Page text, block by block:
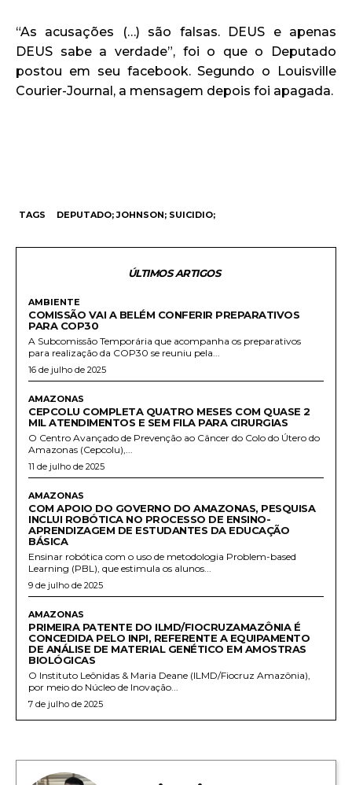
“As acusações (…) são falsas. DEUS e apenas
DEUS sabe a verdade”, foi o que o Deputado
postou em seu facebook. Segundo o Louisville
Courier-Journal, a mensagem depois foi apagada.
TAGS DEPUTADO; JOHNSON; SUICIDIO;
ÚLTIMOS ARTIGOS
AMBIENTE
COMISSÃO VAI A BELÉM CONFERIR PREPARATIVOS
PARA COP30
A Subcomissão Temporária que acompanha os preparativos
para realização da COP30 se reuniu pela...
16 de julho de 2025
AMAZONAS
CEPCOLU COMPLETA QUATRO MESES COM QUASE 2
MIL ATENDIMENTOS E SEM FILA PARA CIRURGIAS
O Centro Avançado de Prevenção ao Câncer do Colo do Útero do
Amazonas (Cepcolu),...
11 de julho de 2025
AMAZONAS
COM APOIO DO GOVERNO DO AMAZONAS, PESQUISA
INCLUI ROBÓTICA NO PROCESSO DE ENSINO-
APRENDIZAGEM DE ESTUDANTES DA EDUCAÇÃO
BÁSICA
Ensinar robótica com o uso de metodologia Problem-based
Learning (PBL), que estimula os alunos...
9 de julho de 2025
AMAZONAS
PRIMEIRA PATENTE DO ILMD/FIOCRUZAMAZÔNIA É
CONCEDIDA PELO INPI, REFERENTE A EQUIPAMENTO
DE ANÁLISE DE MATERIAL GENÉTICO EM AMOSTRAS
BIOLÓGICAS
O Instituto Leônidas & Maria Deane (ILMD/Fiocruz Amazônia),
por meio do Núcleo de Inovação...
7 de julho de 2025